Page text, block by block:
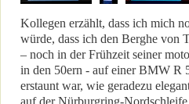
Kollegen erzählt, dass ich mich
würde, dass ich den Berghe von
– noch in der Frühzeit seiner
in den 50ern - auf einer BMW R
erstaunt war, wie geradezu